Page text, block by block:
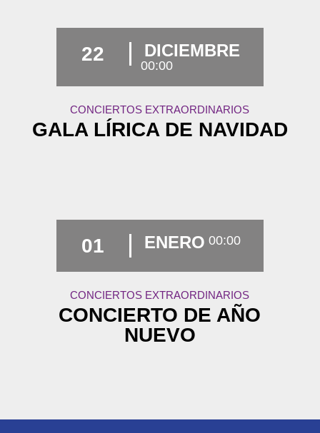
22 DICIEMBRE
00:00
CONCIERTOS EXTRAORDINARIOS
GALA LÍRICA DE NAVIDAD
01 ENERO 00:00
CONCIERTOS EXTRAORDINARIOS
CONCIERTO DE AÑO
NUEVO